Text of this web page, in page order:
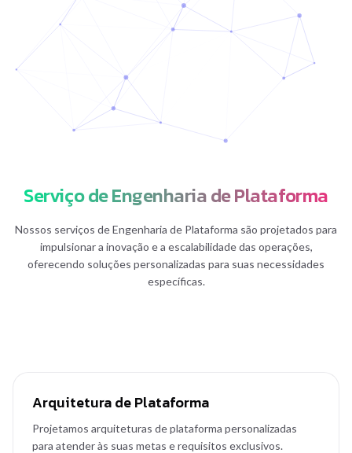
Serviço de Engenharia de Plataforma
Nossos serviços de Engenharia de Plataforma são projetados para
impulsionar a inovação e a escalabilidade das operações,
oferecendo soluções personalizadas para suas necessidades
específicas.
Arquitetura de Plataforma
Projetamos arquiteturas de plataforma personalizadas
para atender às suas metas e requisitos exclusivos.